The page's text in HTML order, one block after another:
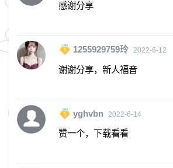
感谢分享
1255929759玲 2022-6-12
谢谢分享，新人福音
yghvbn 2022-6-14
赞一个，下载看看